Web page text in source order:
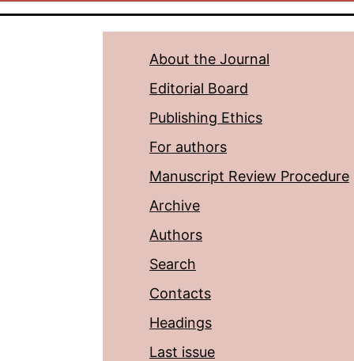
About the Journal
Editorial Board
Publishing Ethics
For authors
Manuscript Review Procedure
Archive
Authors
Search
Contacts
Headings
Last issue